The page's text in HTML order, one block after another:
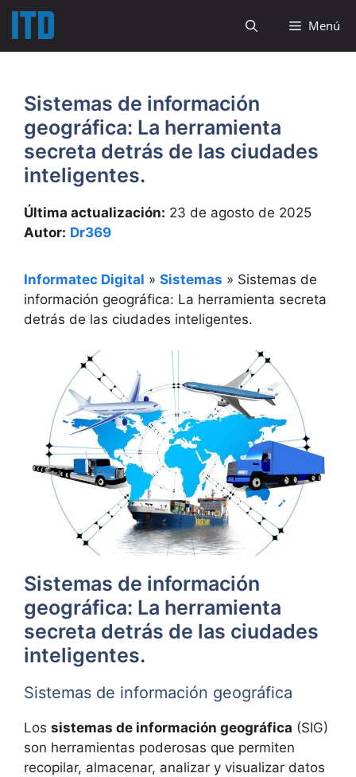
Saltar
contenido
Menú
Sistemas de información
geográfica: La herramienta
secreta detrás de las ciudades
inteligentes.
Última actualización: 23 de agosto de 2025
Autor: Dr369
Informatec Digital » Sistemas » Sistemas de
información geográfica: La herramienta secreta
detrás de las ciudades inteligentes.
Sistemas de información
geográfica: La herramienta
secreta detrás de las ciudades
inteligentes.
Sistemas de información geográfica
Los sistemas de información geográfica (SIG)
son herramientas poderosas que permiten
recopilar, almacenar, analizar y visualizar datos